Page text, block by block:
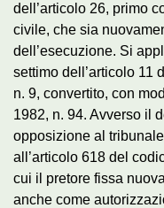
dell’articolo 26, primo
civile, che sia
dell’esecuzione. Si
settimo dell’articolo 11
n. 9, convertito, con
1982, n. 94. Avverso il
opposizione al
all’articolo 618 del
cui il pretore fissa
anche come